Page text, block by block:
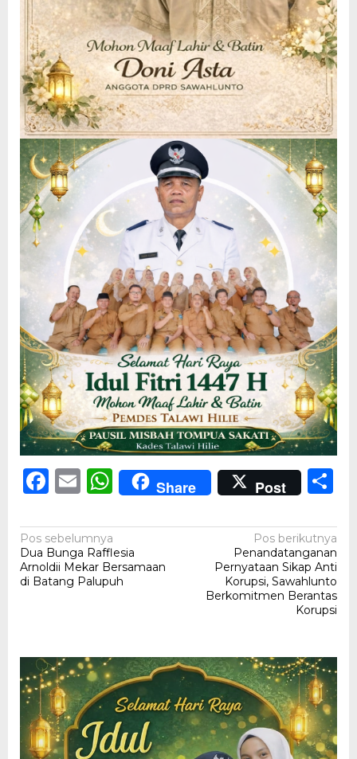
Facebook
EmailWhatsApp
Share Post
Navigasi
pos
Pos sebelumnya
Dua Bunga Rafflesia
Arnoldii Mekar Bersamaan
di Batang Palupuh
Pos berikutnya
Penandatanganan
Pernyataan Sikap Anti
Korupsi, Sawahlunto
Berkomitmen Berantas
Korupsi